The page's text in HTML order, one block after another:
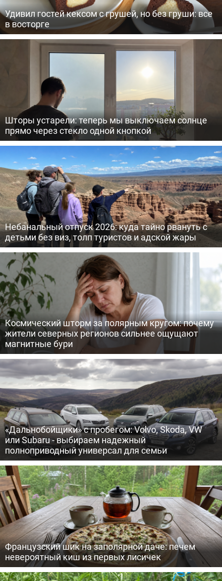
Удивил гостей кексом с грушей, но без груши: все
в восторге
Шторы устарели: теперь мы выключаем солнце
прямо через стекло одной кнопкой
Небанальный отпуск 2026: куда тайно рвануть с
детьми без виз, толп туристов и адской жары
Космический шторм за полярным кругом: почему
жители северных регионов сильнее ощущают
магнитные бури
«Дальнобойщики» с пробегом: Volvo, Skoda, VW
или Subaru - выбираем надежный
полноприводный универсал для семьи
Французский шик на заполярной даче: печем
невероятный киш из первых лисичек